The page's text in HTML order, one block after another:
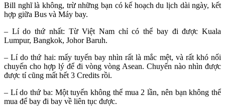
Bill nghĩ là không, trừ những bạn có kế hoạch du lịch dài ngày, kết
hợp giữa Bus và Máy bay.
– Lí do thứ nhất: Từ Việt Nam chỉ có thể bay đi được Kuala
Lumpur, Bangkok, Johor Baruh.
– Lí do thứ hai: mấy tuyến bay nhìn rất là mắc mệt, và rất khó nối
chuyến cho hợp lý để đi vòng vòng Asean. Chuyến nào nhìn được
được tí cũng mất hết 3 Credits rồi.
– Lí do thứ ba: Một tuyến không thể mua 2 lần, nên bạn không thể
mua để bay đi bay về liên tục được.